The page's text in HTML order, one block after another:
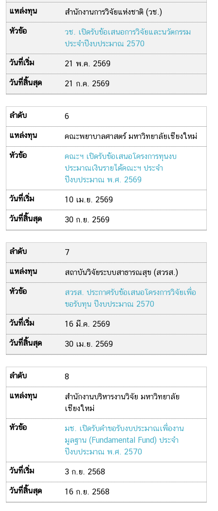
สำนักงานการวิจัยแห่งชาติ (วช.)
วช. เปิดรับข้อเสนอการวิจัยและนวัตกรรม
ประจำปีงบประมาณ 2570
21 พ.ค. 2569
21 ก.ค. 2569
6
คณะพยาบาลศาสตร์ มหาวิทยาลัยเชียงใหม่
คณะฯ เปิดรับข้อเสนอโครงการทุนงบ
ประมาณเงินรายได้คณะฯ ประจำ
ปีงบประมาณ พ.ศ. 2569
10 เม.ย. 2569
30 ก.ย. 2569
7
สถาบันวิจัยระบบสาธารณสุข (สวรส.)
สวรส. ประกาศรับข้อเสนอโครงการวิจัยเพื่อ
ขอรับทุน ปีงบประมาณ 2570
16 มี.ค. 2569
30 เม.ย. 2569
8
สำนักงานบริหารงานวิจัย มหาวิทยาลัย
เชียงใหม่
มช. เปิดรับคำขอรับงบประมาณเพื่องาน
มูลฐาน (Fundamental Fund) ประจำ
ปีงบประมาณ พ.ศ. 2570
3 ก.ย. 2568
16 ก.ย. 2568